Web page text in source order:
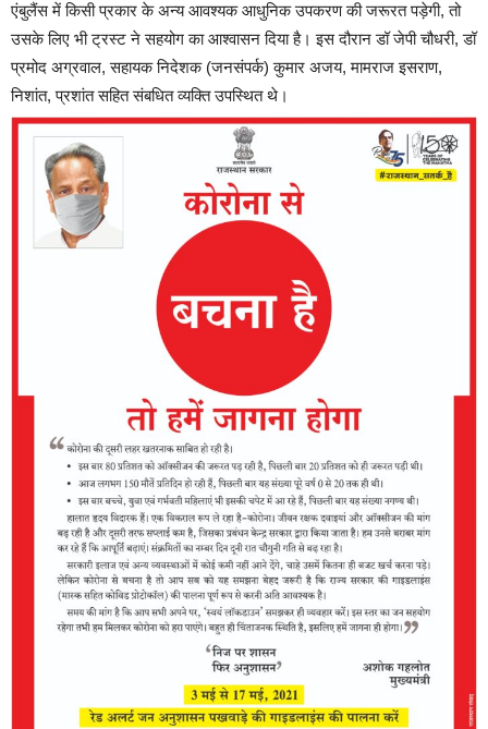
एंबुलैंस में किसी प्रकार के अन्य आवश्यक आधुनिक उपकरण की जरूरत पड़ेगी, तो
उसके लिए भी ट्रस्ट ने सहयोग का आश्वासन दिया है। इस दौरान डॉ जेपी चौधरी, डॉ
प्रमोद अग्रवाल, सहायक निदेशक (जनसंपर्क) कुमार अजय, मामराज इसराण,
निशांत, प्रशांत सहित संबधित व्यक्ति उपस्थित थे।